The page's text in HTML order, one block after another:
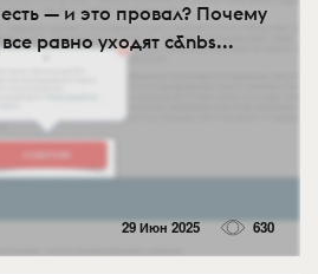
— и это провал? Почему
равно уходят с&nbs...
29 Июн 2025 630